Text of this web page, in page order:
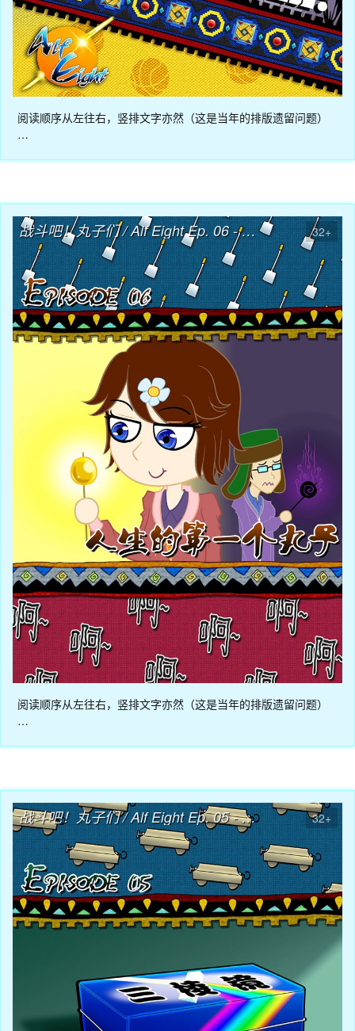
阅读顺序从左往右，竖排文字亦然（这是当年的排版遗留问题）
…
战斗吧！丸子们 / Alf Eight Ep. 06 - 人生的第一个丸子 32+
阅读顺序从左往右，竖排文字亦然（这是当年的排版遗留问题）
…
战斗吧！丸子们 / Alf Eight Ep. 05 - 无法直视的三棱镜 32+